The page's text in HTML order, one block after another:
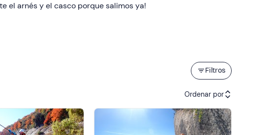
el arnés y el casco porque salimos ya!
Filtros
Ordenar por
Actividades recomendadas